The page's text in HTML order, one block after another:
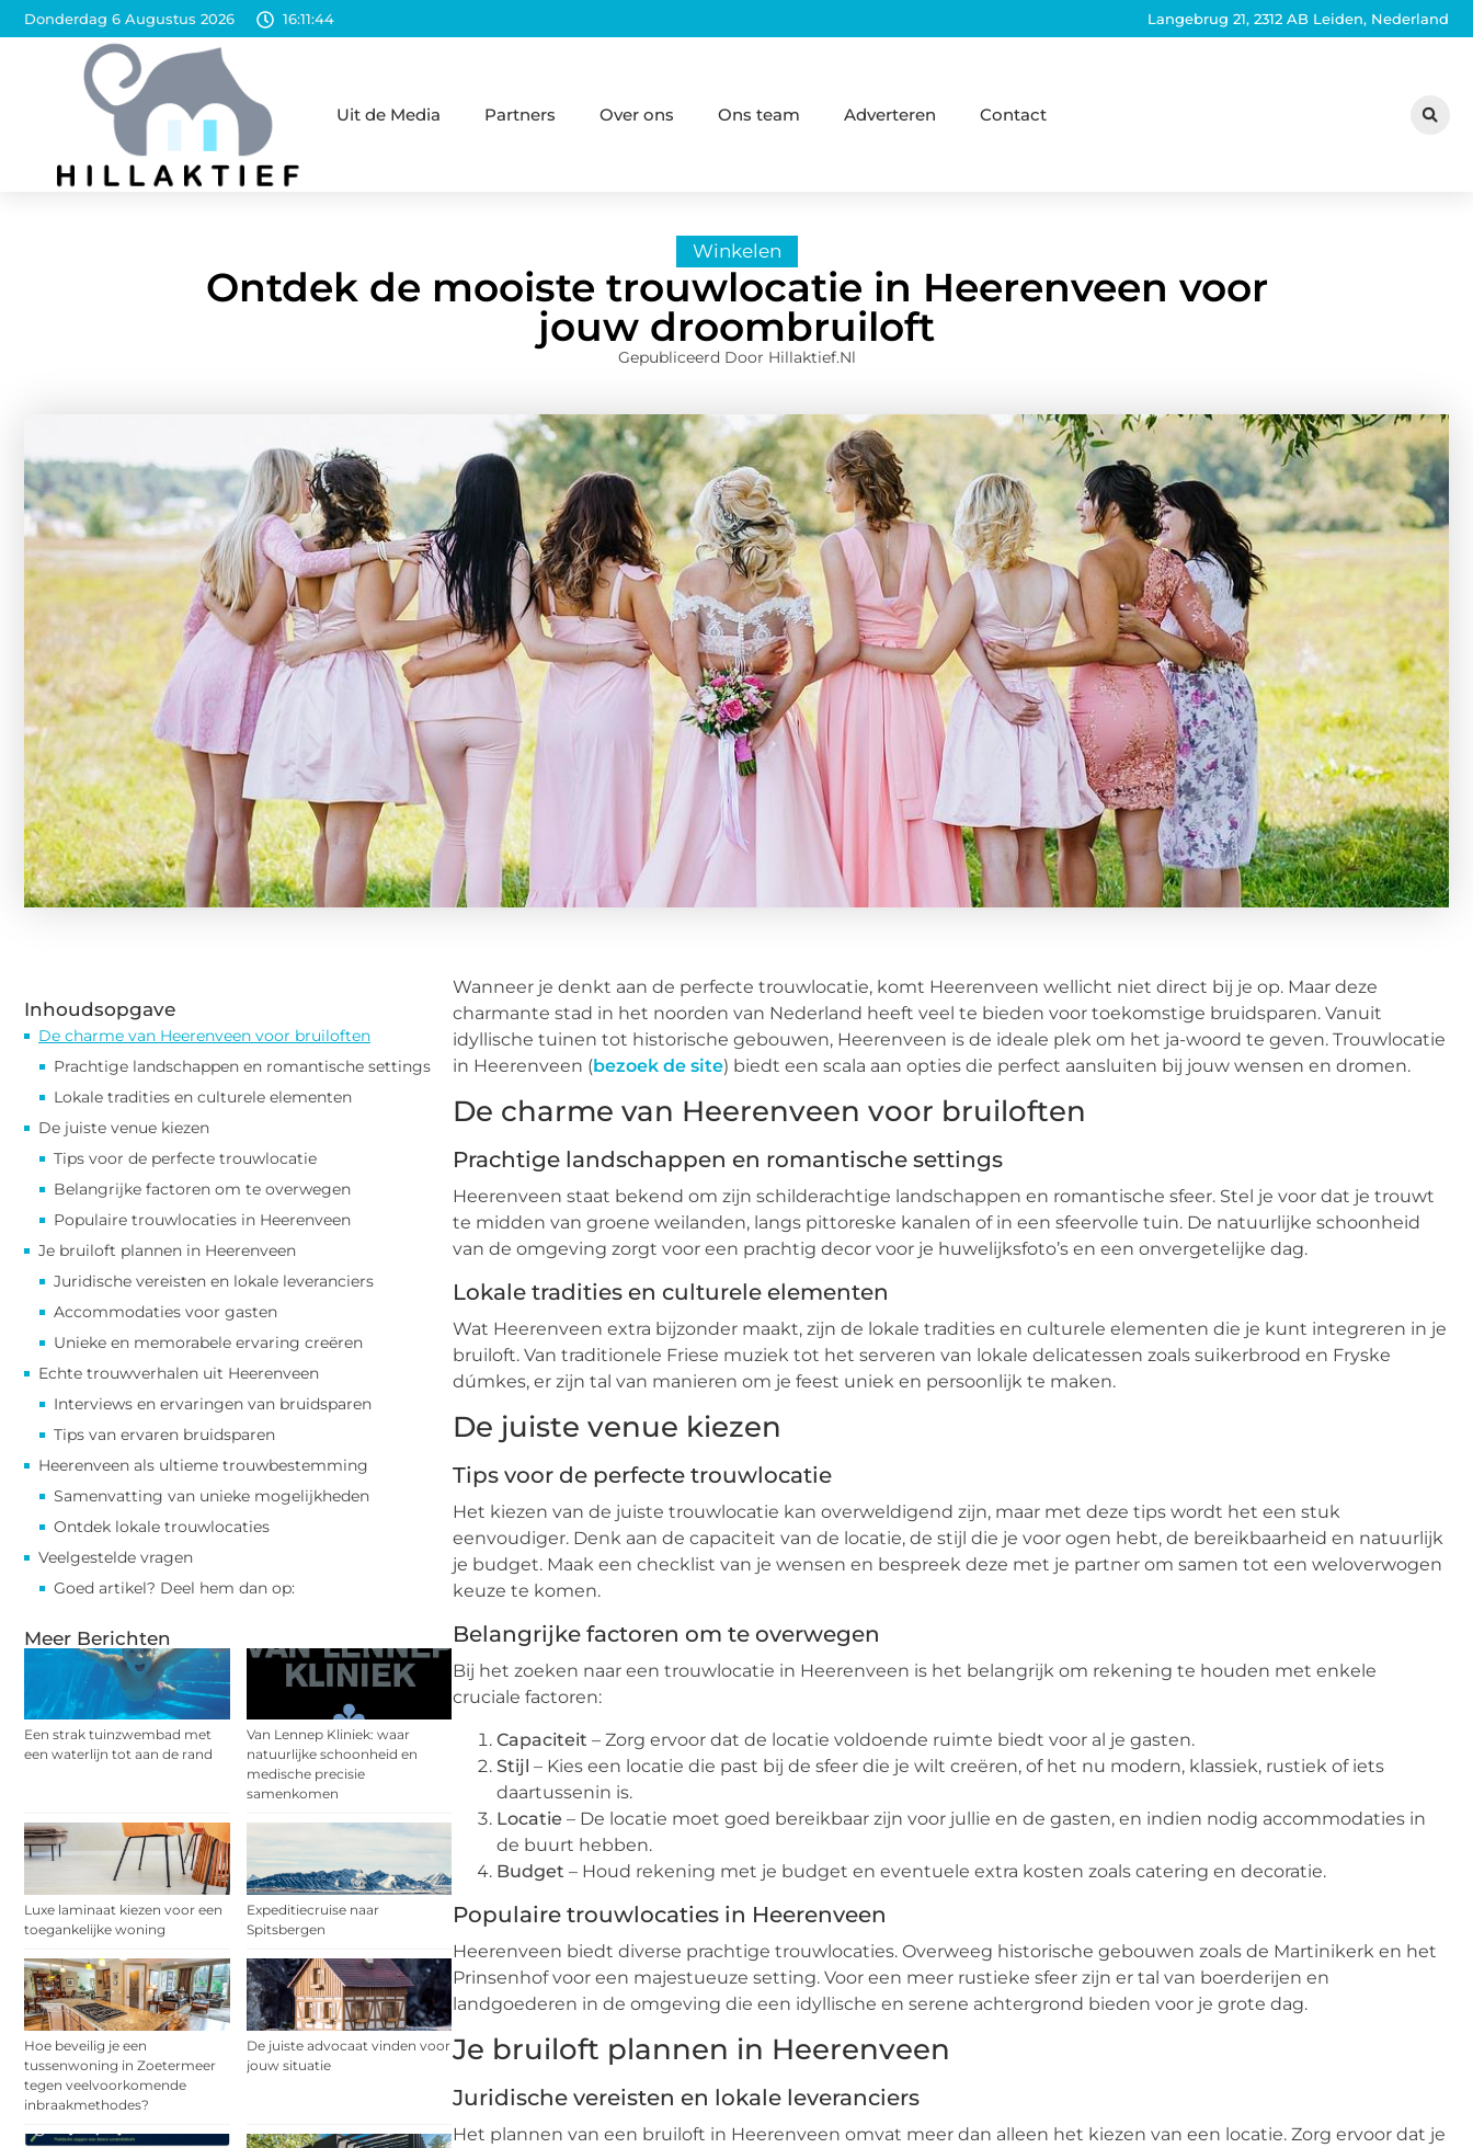
Donderdag 6 Augustus 2026 16:11:46 Langebrug 21, 2312 AB Leiden, Nederland
Uit de Media Partners Over ons Ons team Adverteren Contact
Winkelen
Ontdek de mooiste trouwlocatie in Heerenveen voor
jouw droombruiloft
Gepubliceerd Door Hillaktief.nl
Inhoudsopgave
De charme van Heerenveen voor bruiloften
Prachtige landschappen en romantische settings
Lokale tradities en culturele elementen
De juiste venue kiezen
Tips voor de perfecte trouwlocatie
Belangrijke factoren om te overwegen
Populaire trouwlocaties in Heerenveen
Je bruiloft plannen in Heerenveen
Juridische vereisten en lokale leveranciers
Accommodaties voor gasten
Unieke en memorabele ervaring creëren
Echte trouwverhalen uit Heerenveen
Interviews en ervaringen van bruidsparen
Tips van ervaren bruidsparen
Heerenveen als ultieme trouwbestemming
Samenvatting van unieke mogelijkheden
Ontdek lokale trouwlocaties
Veelgestelde vragen
Goed artikel? Deel hem dan op:
Meer Berichten
Een strak tuinzwembad met
een waterlijn tot aan de rand
Van Lennep Kliniek: waar
natuurlijke schoonheid en
medische precisie
samenkomen
Luxe laminaat kiezen voor een
toegankelijke woning
Expeditiecruise naar
Spitsbergen
Hoe beveilig je een
tussenwoning in Zoetermeer
tegen veelvoorkomende
inbraakmethodes?
De juiste advocaat vinden voor
jouw situatie
Wanneer je denkt aan de perfecte trouwlocatie, komt Heerenveen wellicht niet direct bij je op. Maar deze
charmante stad in het noorden van Nederland heeft veel te bieden voor toekomstige bruidsparen. Vanuit
idyllische tuinen tot historische gebouwen, Heerenveen is de ideale plek om het ja-woord te geven. Trouwlocatie
in Heerenveen (bezoek de site) biedt een scala aan opties die perfect aansluiten bij jouw wensen en dromen.
De charme van Heerenveen voor bruiloften
Prachtige landschappen en romantische settings
Heerenveen staat bekend om zijn schilderachtige landschappen en romantische sfeer. Stel je voor dat je trouwt
te midden van groene weilanden, langs pittoreske kanalen of in een sfeervolle tuin. De natuurlijke schoonheid
van de omgeving zorgt voor een prachtig decor voor je huwelijksfoto’s en een onvergetelijke dag.
Lokale tradities en culturele elementen
Wat Heerenveen extra bijzonder maakt, zijn de lokale tradities en culturele elementen die je kunt integreren in je
bruiloft. Van traditionele Friese muziek tot het serveren van lokale delicatessen zoals suikerbrood en Fryske
dúmkes, er zijn tal van manieren om je feest uniek en persoonlijk te maken.
De juiste venue kiezen
Tips voor de perfecte trouwlocatie
Het kiezen van de juiste trouwlocatie kan overweldigend zijn, maar met deze tips wordt het een stuk
eenvoudiger. Denk aan de capaciteit van de locatie, de stijl die je voor ogen hebt, de bereikbaarheid en natuurlijk
je budget. Maak een checklist van je wensen en bespreek deze met je partner om samen tot een weloverwogen
keuze te komen.
Belangrijke factoren om te overwegen
Bij het zoeken naar een trouwlocatie in Heerenveen is het belangrijk om rekening te houden met enkele
cruciale factoren:
Capaciteit – Zorg ervoor dat de locatie voldoende ruimte biedt voor al je gasten.
Stijl – Kies een locatie die past bij de sfeer die je wilt creëren, of het nu modern, klassiek, rustiek of iets
daartussenin is.
Locatie – De locatie moet goed bereikbaar zijn voor jullie en de gasten, en indien nodig accommodaties in
de buurt hebben.
Budget – Houd rekening met je budget en eventuele extra kosten zoals catering en decoratie.
Populaire trouwlocaties in Heerenveen
Heerenveen biedt diverse prachtige trouwlocaties. Overweeg historische gebouwen zoals de Martinikerk en het
Prinsenhof voor een majestueuze setting. Voor een meer rustieke sfeer zijn er tal van boerderijen en
landgoederen in de omgeving die een idyllische en serene achtergrond bieden voor je grote dag.
Je bruiloft plannen in Heerenveen
Juridische vereisten en lokale leveranciers
Het plannen van een bruiloft in Heerenveen omvat meer dan alleen het kiezen van een locatie. Zorg ervoor dat je